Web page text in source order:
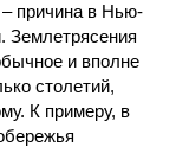
причина в Нью-
Землетрясения
и вполне
столетий,
К примеру, в